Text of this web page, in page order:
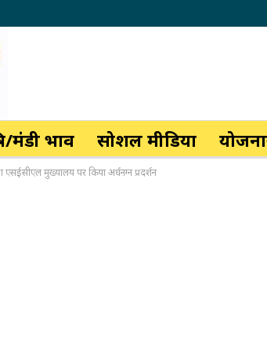
मंडी भाव सोशल मीडिया
मुख्यालय पर किया अर्धनग्न प्रदर्शन